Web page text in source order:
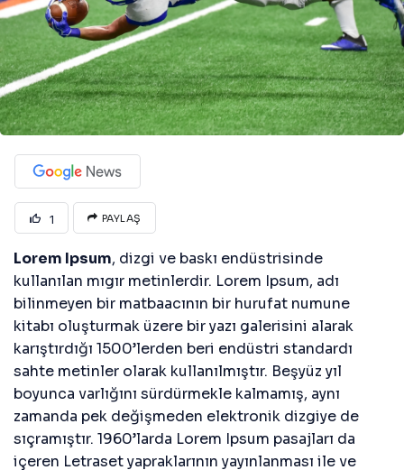
1 PAYLAŞ
Lorem Ipsum, dizgi ve baskı endüstrisinde
kullanılan mıgır metinlerdir. Lorem Ipsum, adı
bilinmeyen bir matbaacının bir hurufat numune
kitabı oluşturmak üzere bir yazı galerisini alarak
karıştırdığı 1500’lerden beri endüstri standardı
sahte metinler olarak kullanılmıştır. Beşyüz yıl
boyunca varlığını sürdürmekle kalmamış, aynı
zamanda pek değişmeden elektronik dizgiye de
sıçramıştır. 1960’larda Lorem Ipsum pasajları da
içeren Letraset yapraklarının yayınlanması ile ve